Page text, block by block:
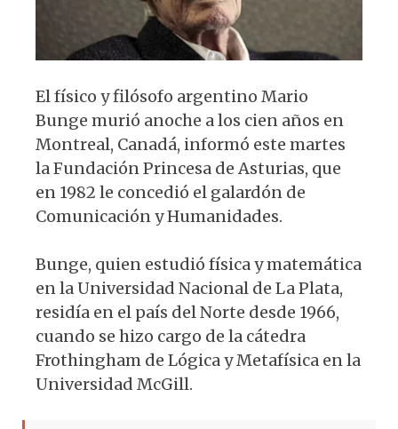
El físico y filósofo argentino Mario
Bunge murió anoche a los cien años en
Montreal, Canadá, informó este martes
la Fundación Princesa de Asturias, que
en 1982 le concedió el galardón de
Comunicación y Humanidades.
Bunge, quien estudió física y matemática
en la Universidad Nacional de La Plata,
residía en el país del Norte desde 1966,
cuando se hizo cargo de la cátedra
Frothingham de Lógica y Metafísica en la
Universidad McGill.